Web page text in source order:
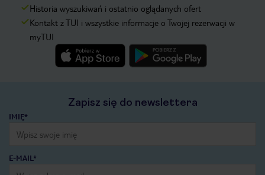
Historia wyszukiwań i ostatnio oglądanych ofert
Kontakt z TUI i wszystkie informacje o Twojej rezerwacji w
myTUI
Zapisz się do newslettera
IMIĘ*
E-MAIL*